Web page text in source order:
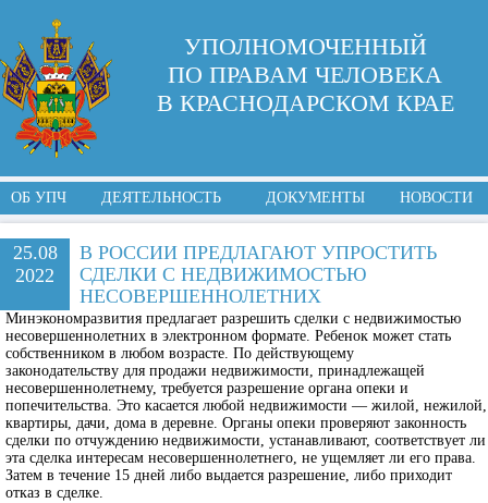
УПОЛНОМОЧЕННЫЙ
ПО ПРАВАМ ЧЕЛОВЕКА
В КРАСНОДАРСКОМ КРАЕ
ОБ УПЧ ДЕЯТЕЛЬНОСТЬ ДОКУМЕНТЫ НОВОСТИ
25.08
2022
В РОССИИ ПРЕДЛАГАЮТ УПРОСТИТЬ
СДЕЛКИ С НЕДВИЖИМОСТЬЮ
НЕСОВЕРШЕННОЛЕТНИХ
Минэкономразвития предлагает разрешить сделки с недвижимостью
несовершеннолетних в электронном формате. Ребенок может стать
собственником в любом возрасте. По действующему
законодательству для продажи недвижимости, принадлежащей
несовершеннолетнему, требуется разрешение органа опеки и
попечительства. Это касается любой недвижимости — жилой, нежилой,
квартиры, дачи, дома в деревне. Органы опеки проверяют законность
сделки по отчуждению недвижимости, устанавливают, соответствует ли
эта сделка интересам несовершеннолетнего, не ущемляет ли его права.
Затем в течение 15 дней либо выдается разрешение, либо приходит
отказ в сделке.